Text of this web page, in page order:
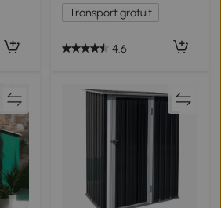
Transport gratuit
4.6